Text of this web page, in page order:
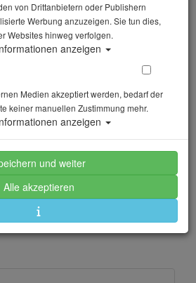
Go Fin Travel
2XS
von Drittanbietern oder Publishern
Werbung anzuzeigen. Sie tun dies,
Websites hinweg verfolgen.
anzeigen
Medien akzeptiert werden, bedarf der
keiner manuellen Zustimmung mehr.
anzeigen
und weiter
Alle akzeptieren